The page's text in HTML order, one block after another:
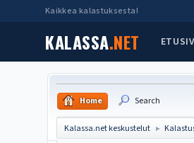
Kaikkea kalastuksesta!
KALASSA.NET
Home Search
Kalassa.net keskustelut ►